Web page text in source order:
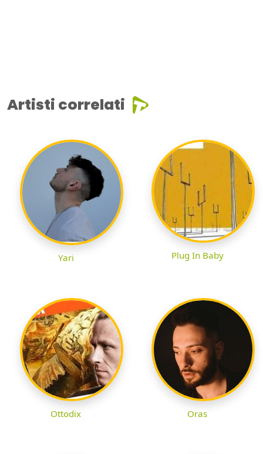
Artisti correlati
Yari Plug In Baby
Ottodix Oras